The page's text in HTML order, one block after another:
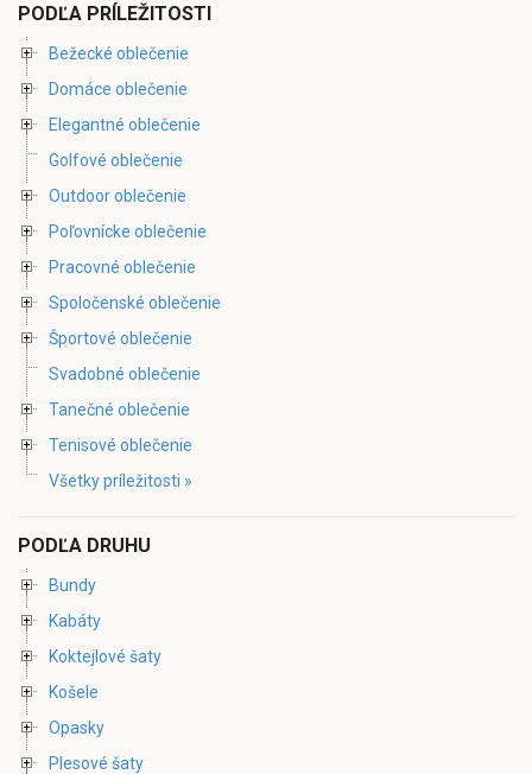
PODĽA PRÍLEŽITOSTI
Bežecké oblečenie
Domáce oblečenie
Elegantné oblečenie
Golfové oblečenie
Outdoor oblečenie
Poľovnícke oblečenie
Pracovné oblečenie
Spoločenské oblečenie
Športové oblečenie
Svadobné oblečenie
Tanečné oblečenie
Tenisové oblečenie
Všetky príležitosti »
PODĽA DRUHU
Bundy
Kabáty
Koktejlové šaty
Košele
Opasky
Plesové šaty